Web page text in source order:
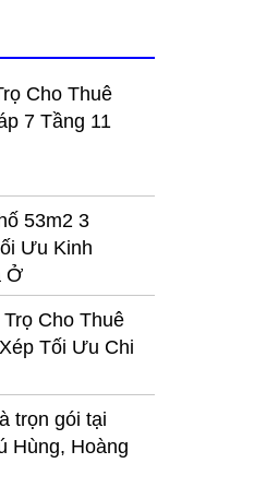
Cho Thuê
7 Tầng 11
53m2 3
Ưu Kinh
Ở
Cho Thuê
Tối Ưu Chi
trọn gói tại
Hùng, Hoàng